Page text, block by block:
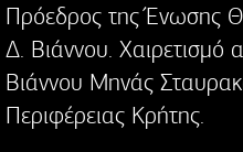
Πρόεδρος της Ένωσης
Δ. Βιάννου.
Βιάννου Μηνάς
Περιφέρειας Κρήτης.